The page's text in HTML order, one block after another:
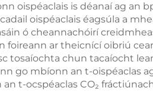
oispéaclais is déanaí ag an
oispéaclais éagsúla a
ó cheannachóirí
foireann ar theicnící oibriú
tosaíochta chun tacaíocht
go mbíonn an t-oispéaclas
t-ocspéaclas CO₂